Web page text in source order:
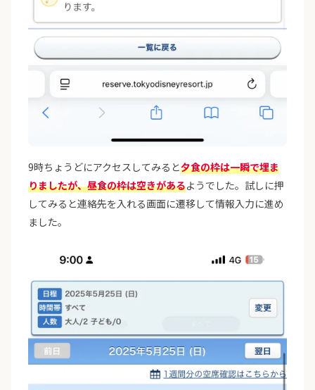
9時ちょうどにアクセスしてみると夕食の枠は一瞬で埋ま
りましたが、昼食の枠は空きがあるようでした。試しに押
してみると連絡先を入れる画面に遷移して情報入力に進め
ました。